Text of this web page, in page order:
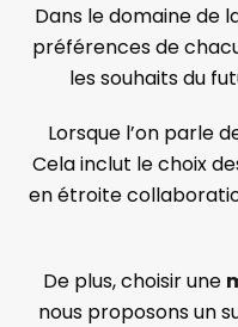
Dans le domaine de
préférences de
les souhaits du
Lorsque l’on parle
Cela inclut le choix
en étroite
De plus, choisir une
nous proposons un